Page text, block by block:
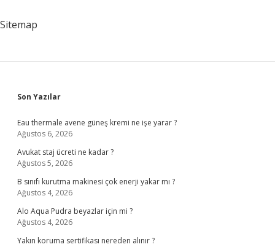
Sitemap
Sidebar
Son Yazılar
Eau thermale avene güneş kremi ne işe yarar ?
Ağustos 6, 2026
Avukat staj ücreti ne kadar ?
Ağustos 5, 2026
B sınıfı kurutma makinesi çok enerji yakar mı ?
Ağustos 4, 2026
Alo Aqua Pudra beyazlar için mi ?
Ağustos 4, 2026
Yakın koruma sertifikası nereden alınır ?